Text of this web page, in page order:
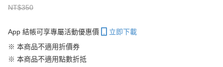
NT$350
App 結帳可享專屬活動優惠價
立即下載
※ 本商品不適用折價券
※ 本商品不適用點數折抵